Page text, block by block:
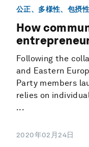
公正、多様性、包摂性
How
Following the
and Eastern
Party members
relies on
...
2020年02月24日